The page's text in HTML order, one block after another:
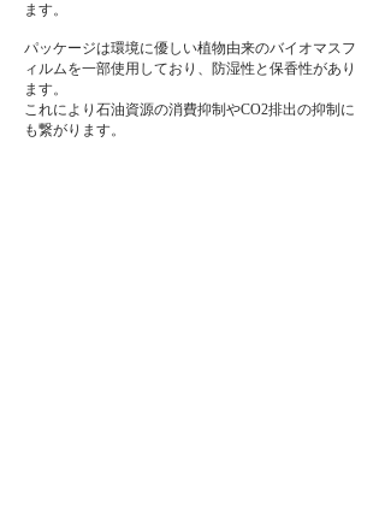
ます。
パッケージは環境に優しい植物由来のバイオマスフ
ィルムを一部使用しており、防湿性と保香性があり
ます。
これにより石油資源の消費抑制やCO2排出の抑制に
も繋がります。